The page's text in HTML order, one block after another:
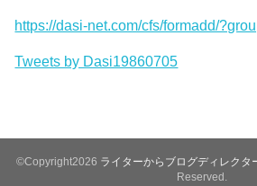
https://dasi-net.com/cfs/formadd/
Tweets by Dasi19860705
©Copyright2026 ライターからブログディレクタ
Reserved.